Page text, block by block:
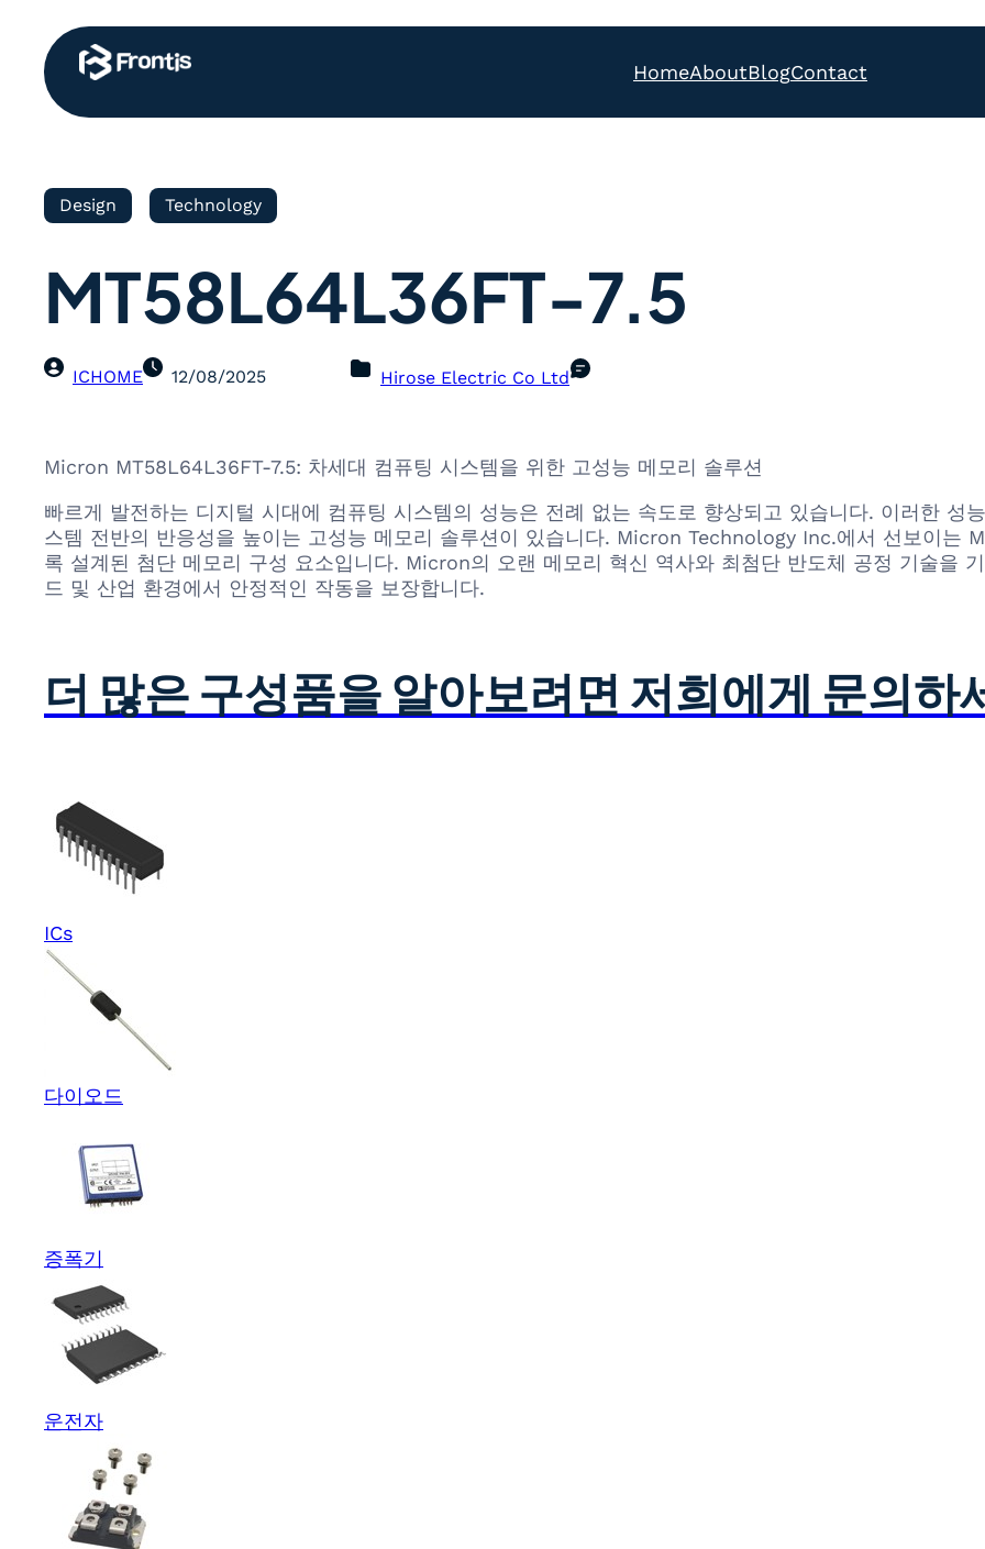
HomeAboutBlogContact
Design Technology
MT58L64L36FT-7.5
ICHOME 12/08/2025 Hirose Electric Co Ltd
Micron MT58L64L36FT-7.5: 차세대 컴퓨팅 시스템을 위한 고성능 메모리 솔루션
빠르게 발전하는 디지털 시대에 컴퓨팅 시스템의 성능은 전례 없는 속도로 향상되고 있습니다. 이러한 성
스템 전반의 반응성을 높이는 고성능 메모리 솔루션이 있습니다. Micron Technology Inc.에서 선보이는
록 설계된 첨단 메모리 구성 요소입니다. Micron의 오랜 메모리 혁신 역사와 최첨단 반도체 공정 기술을
드 및 산업 환경에서 안정적인 작동을 보장합니다.
더 많은 구성품을 알아보려면 저희에게 문의하
ICs
다이오드
증폭기
운전자